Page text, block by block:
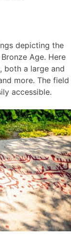
depicting the
Age. Here
both a large and
more. The field
accessible.